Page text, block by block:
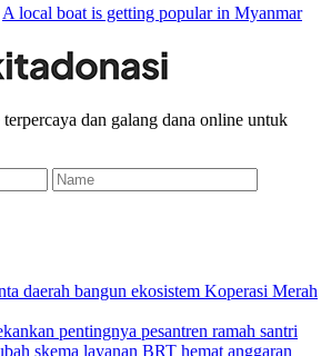
A local boat is getting popular in Myanmar
dan galang dana online untuk
Name
daerah bangun ekosistem Koperasi Merah
pentingnya pesantren ramah santri
skema layanan BRT hemat anggaran